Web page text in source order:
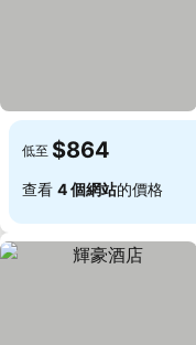
低至 $864
查看 4 個網站的價格